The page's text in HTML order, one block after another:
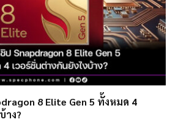
8 Elite Gen 5 ทั้งหมด 4
าง?